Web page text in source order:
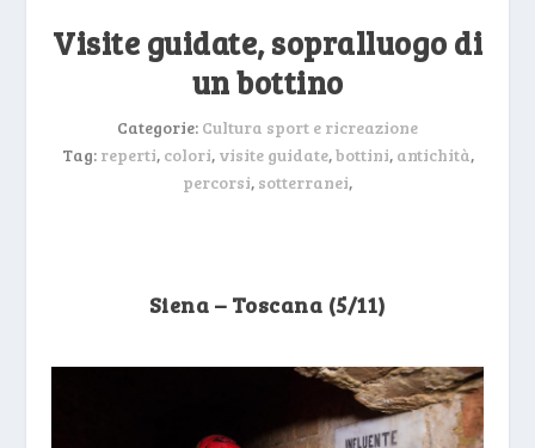
Visite guidate, sopralluogo di
un bottino
Categorie: Cultura sport e ricreazione
Tag: reperti, colori, visite guidate,bottini, antichità,
percorsi, sotterranei,
Siena – Toscana (5/11)